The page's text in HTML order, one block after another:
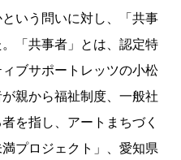
いう問いに対し、「共事
「共事者」とは、認定特
ブサポートレッツの小松
親から福祉制度、一般社
を指し、アートまちづく
プロジェクト」、愛知県